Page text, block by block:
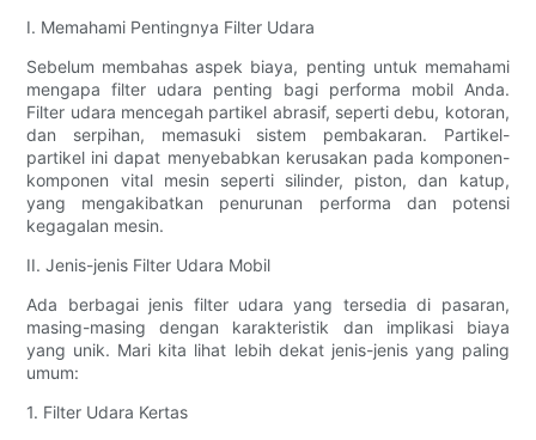
I. Memahami Pentingnya Filter Udara
Sebelum membahas aspek biaya, penting untuk memahami
mengapa filter udara penting bagi performa mobil Anda.
Filter udara mencegah partikel abrasif, seperti debu, kotoran,
dan serpihan, memasuki sistem pembakaran. Partikel-
partikel ini dapat menyebabkan kerusakan pada komponen-
komponen vital mesin seperti silinder, piston, dan katup,
yang mengakibatkan penurunan performa dan potensi
kegagalan mesin.
II. Jenis-jenis Filter Udara Mobil
Ada berbagai jenis filter udara yang tersedia di pasaran,
masing-masing dengan karakteristik dan implikasi biaya
yang unik. Mari kita lihat lebih dekat jenis-jenis yang paling
umum:
1. Filter Udara Kertas